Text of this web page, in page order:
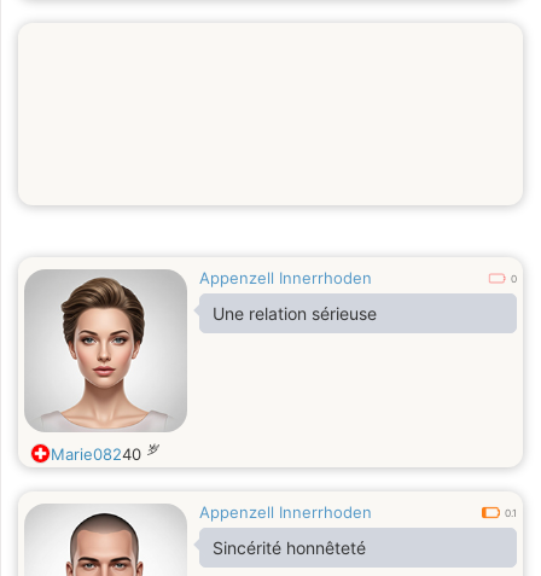
Appenzell Innerrhoden 0
Une relation sérieuse
Marie08240 岁
Appenzell Innerrhoden 0.1
Sincérité honnêteté